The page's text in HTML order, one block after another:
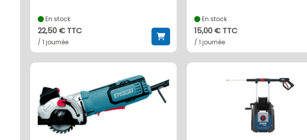
En stock
22,50 € TTC
/ 1 journée
En stock
15,00 € TTC
/ 1 journée